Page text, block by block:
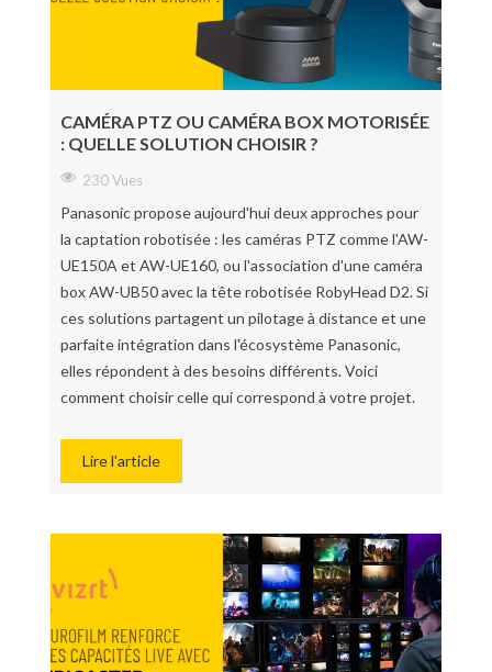
CAMÉRA PTZ OU CAMÉRA BOX MOTORISÉE
: QUELLE SOLUTION CHOISIR ?
230 Vues
Panasonic propose aujourd'hui deux approches pour
la captation robotisée : les caméras PTZ comme l'AW-
UE150A et AW-UE160, ou l'association d'une caméra
box AW-UB50 avec la tête robotisée RobyHead D2. Si
ces solutions partagent un pilotage à distance et une
parfaite intégration dans l'écosystème Panasonic,
elles répondent à des besoins différents. Voici
comment choisir celle qui correspond à votre projet.
Lire l'article